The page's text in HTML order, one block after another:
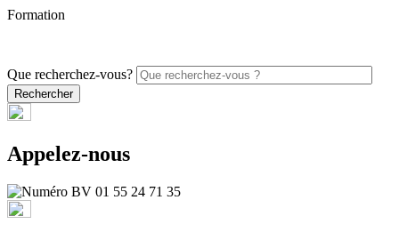
Formation
Que recherchez-vous?
Appelez-nous